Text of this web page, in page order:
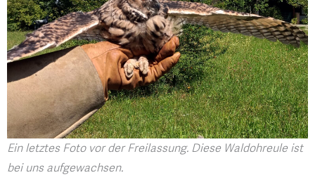
Ein letztes Foto vor der Freilassung. Diese Waldohreule ist
bei uns aufgewachsen.